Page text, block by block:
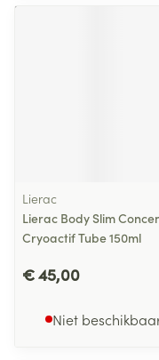
Lierac
Lierac Body Slim
Cryoactif Tube 150ml
€ 45,00
Niet